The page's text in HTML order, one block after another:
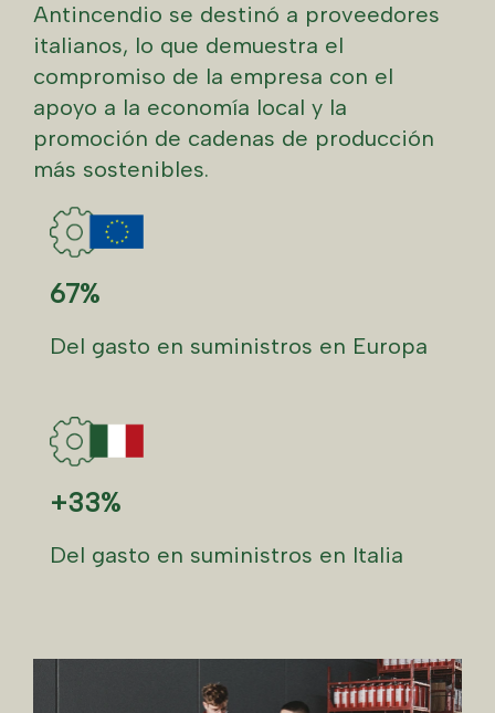
Antincendio se destinó a proveedores
italianos, lo que demuestra el
compromiso de la empresa con el
apoyo a la economía local y la
promoción de cadenas de producción
más sostenibles.
67%
Del gasto en suministros en Europa
+33%
Del gasto en suministros en Italia